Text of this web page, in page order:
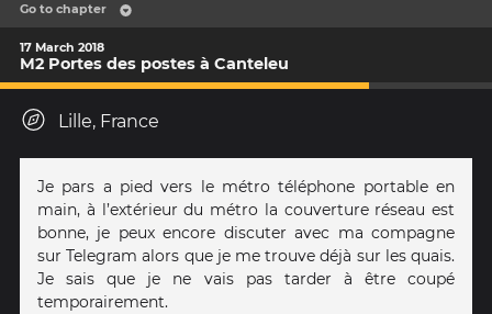
Go to chapter
17 March 2018
M2 Portes des postes à Canteleu
Lille, France
Je pars a pied vers le métro téléphone portable en
main, à l’extérieur du métro la couverture réseau est
bonne, je peux encore discuter avec ma compagne
sur Telegram alors que je me trouve déjà sur les quais.
Je sais que je ne vais pas tarder à être coupé
temporairement.